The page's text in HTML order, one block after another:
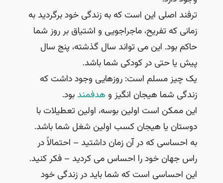
ترفند اصلی این است که به زندگی خود برگردید به
زمانی که تفریح​، ماجراجویی و اشتیاق بر روز شما
حاکم بود. این می تواند سال گذشته، پنج سال
پیش یا حتی در کودکی شما باشد.
یک چیز مسلم است: روزهایی وجود داشت که
زندگی شما هیجان انگیز و هدفمند بود.
این ممکن است اولین بوسه، اولین تعطیلات با
دوستان یا هیجان کسب اولین شغل شما باشد.
به احساسی که در آن زمان داشتید – احتمالاً در
راس جهان خود را احساس می کردید – فکر کنید.
این احساسی است که شما باید در زندگی خود